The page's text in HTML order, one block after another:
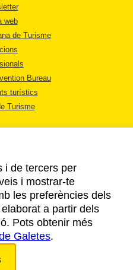
web
de Turisme
Bureau
turístics
Turisme
PRIVACITAT
i de tercers per
i mostrar-te
les preferències dels
a partir dels
Pots obtenir més
Galetes.